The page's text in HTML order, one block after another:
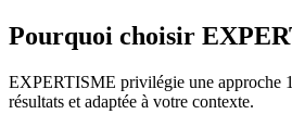
Pourquoi choisir
EXPERTISME privilégie une approche
résultats et adaptée à votre contexte.